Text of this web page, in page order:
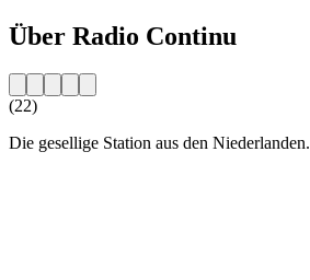
Über Radio Continu
(22)
Die gesellige Station aus den Niederlanden.